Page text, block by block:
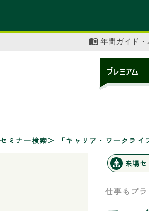
年間ガイド・
セミナー検索 「キャリア・ワークラ
来場
仕事もプ